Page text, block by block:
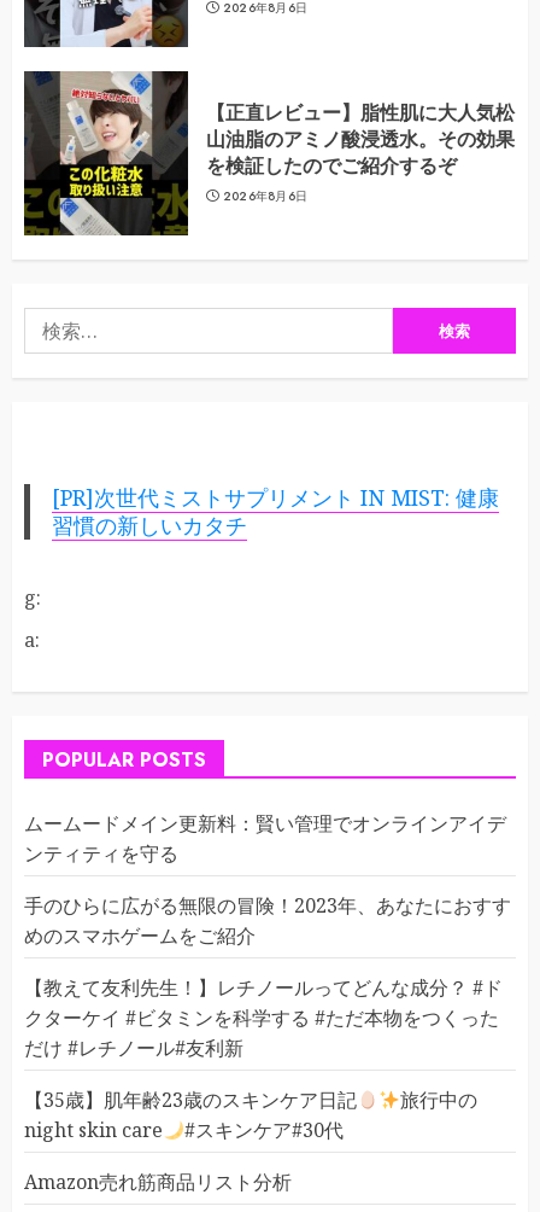
2026年8月6日
【正直レビュー】脂性肌に大人気松
山油脂のアミノ酸浸透水。その効果
を検証したのでご紹介するぞ
2026年8月6日
索:
[PR]次世代ミストサプリメント IN MIST: 健康
習慣の新しいカタチ
g:
a:
POPULAR POSTS
ムームードメイン更新料：賢い管理でオンラインアイデ
ンティティを守る
手のひらに広がる無限の冒険！2023年、あなたにおすす
めのスマホゲームをご紹介
【教えて友利先生！】レチノールってどんな成分？ #ド
クターケイ #ビタミンを科学する #ただ本物をつくった
だけ #レチノール#友利新
【35歳】肌年齢23歳のスキンケア日記
旅行中の
night skin care
#スキンケア#30代
Amazon売れ筋商品リスト分析